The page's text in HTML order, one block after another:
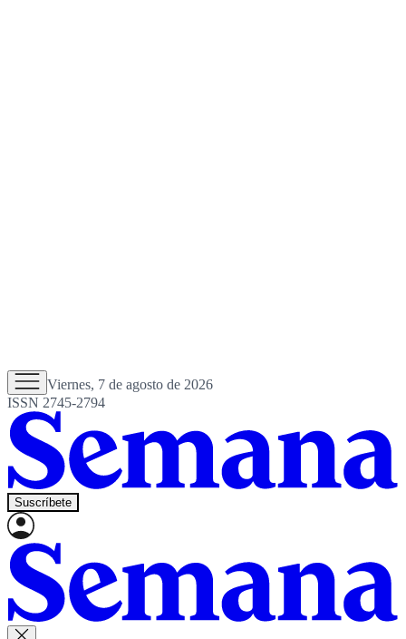
Viernes, 7 de agosto de 2026
ISSN 2745-2794
Suscríbete